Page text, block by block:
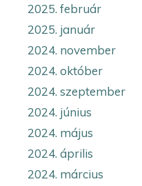
2025. február
2025. január
2024. november
2024. október
2024. szeptember
2024. június
2024. május
2024. április
2024. március